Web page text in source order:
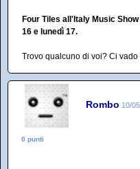
Four Tiles all'Italy Music
16 e lunedì 17.
Trovo qualcuno di voi? Ci vado
Rombo 10/
0 punti